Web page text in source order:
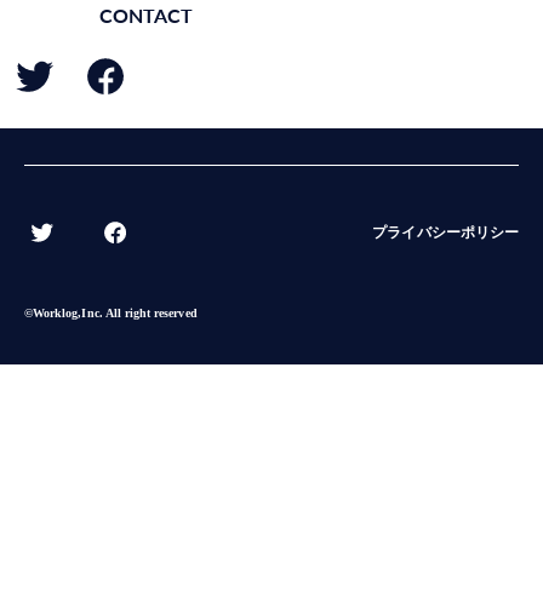
CONTACT
プライバシーポリシー
©︎Worklog,Inc. All right reserved